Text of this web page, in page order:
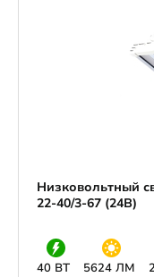
Низковольтный
22-40/3-67 (24В)
40 ВТ 5624 ЛМ